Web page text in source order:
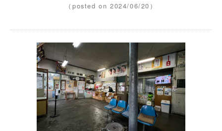
（posted on 2024/06/20）